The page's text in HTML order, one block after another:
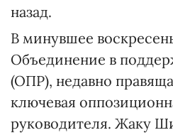
назад.
В минувшее
Объединение в
(ОПР), недавно
ключевая
руководителя. Жаку